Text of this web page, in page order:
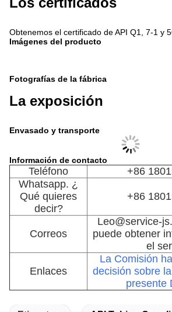
Obtenemos el certificado de API Q1, 7-1 y
Imágenes del producto
Fotografías de la fábrica
La exposición
Envasado y transporte
Información de contacto
Teléfono
+86
Whatsapp. ¿
Qué quieres
decir?
+86
Correos
Leo@service-
puede obtener
el
Enlaces
La Comisión
decisión sobre
presente